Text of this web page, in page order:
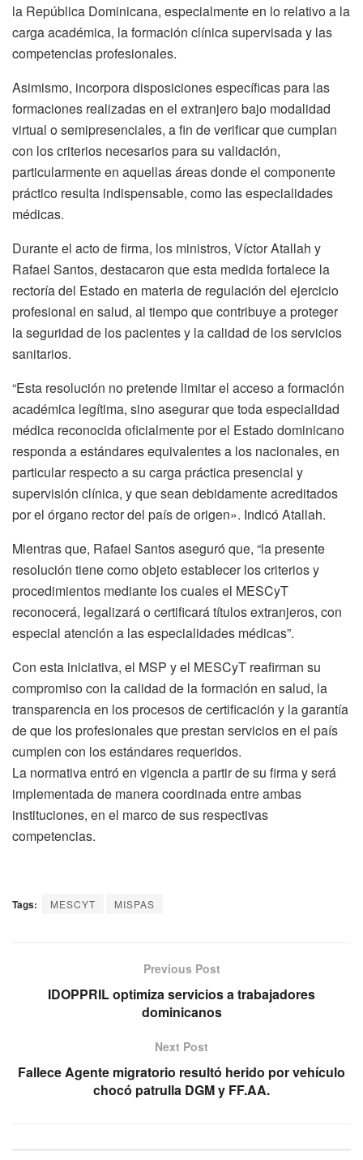
la República Dominicana, especialmente en lo relativo a la
carga académica, la formación clínica supervisada y las
competencias profesionales.
Asimismo, incorpora disposiciones específicas para las
formaciones realizadas en el extranjero bajo modalidad
virtual o semipresenciales, a fin de verificar que cumplan
con los criterios necesarios para su validación,
particularmente en aquellas áreas donde el componente
práctico resulta indispensable, como las especialidades
médicas.
Durante el acto de firma, los ministros, Víctor Atallah y
Rafael Santos, destacaron que esta medida fortalece la
rectoría del Estado en materia de regulación del ejercicio
profesional en salud, al tiempo que contribuye a proteger
la seguridad de los pacientes y la calidad de los servicios
sanitarios.
“Esta resolución no pretende limitar el acceso a formación
académica legítima, sino asegurar que toda especialidad
médica reconocida oficialmente por el Estado dominicano
responda a estándares equivalentes a los nacionales, en
particular respecto a su carga práctica presencial y
supervisión clínica, y que sean debidamente acreditados
por el órgano rector del país de origen». Indicó Atallah.
Mientras que, Rafael Santos aseguró que, “la presente
resolución tiene como objeto establecer los criterios y
procedimientos mediante los cuales el MESCyT
reconocerá, legalizará o certificará títulos extranjeros, con
especial atención a las especialidades médicas”.
Con esta iniciativa, el MSP y el MESCyT reafirman su
compromiso con la calidad de la formación en salud, la
transparencia en los procesos de certificación y la garantía
de que los profesionales que prestan servicios en el país
cumplen con los estándares requeridos.
La normativa entró en vigencia a partir de su firma y será
implementada de manera coordinada entre ambas
instituciones, en el marco de sus respectivas
competencias.
Tags: MESCYT MISPAS
Previous Post
IDOPPRIL optimiza servicios a trabajadores
dominicanos
Next Post
Fallece Agente migratorio resultó herido por vehículo
chocó patrulla DGM y FF.AA.